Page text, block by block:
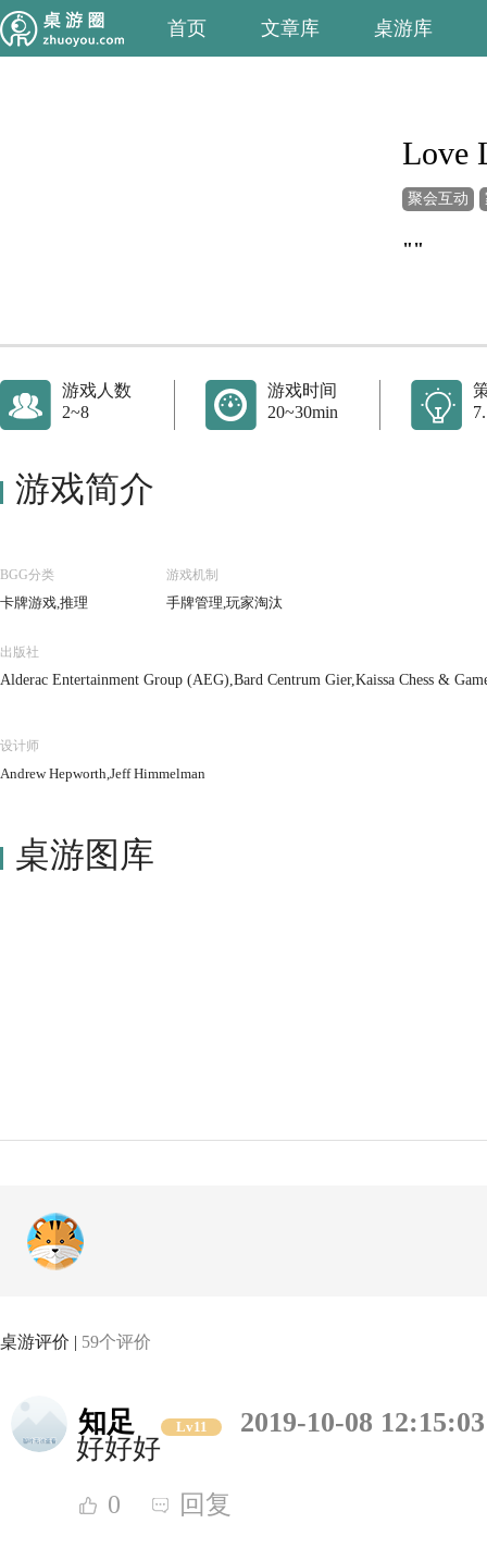
首页 文章库 桌游库
Love
聚会互动
""
游戏人数
2~8
游戏时间
20~30min
游戏简介
BGG分类
卡牌游戏,推理
游戏机制
手牌管理,玩家淘汰
出版社
Alderac Entertainment Group (AEG),Bard Centrum Gier,Kaissa Chess &
设计师
Andrew Hepworth,Jeff Himmelman
桌游图库
桌游评价 | 59个评价
知足 Lv11
2019-10-08 12:15:03
好好好
0 回复